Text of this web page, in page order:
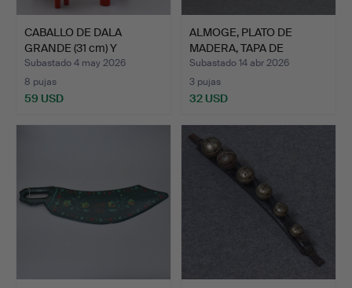
CABALLO DE DALA
GRANDE (31 cm) Y
CABALLO D…
Subastado 4 may 2026
8 pujas
59 USD
ALMOGE, PLATO DE
MADERA, TAPA DE
CERVEZA, …
Subastado 14 abr 2026
3 pujas
32 USD